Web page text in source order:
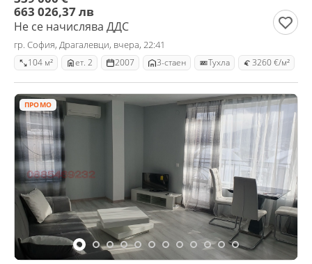
663 026,37 лв
Не се начислява ДДС
гр. София, Драгалевци, вчера, 22:41
104 м² ет. 2 2007 3-стаен Тухла 3260 €/м²
ПРОМО